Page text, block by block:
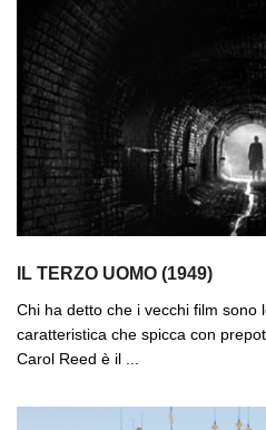
IL TERZO UOMO (1949)
Chi ha detto che i vecchi film sono
caratteristica che spicca con
Carol Reed è il ...